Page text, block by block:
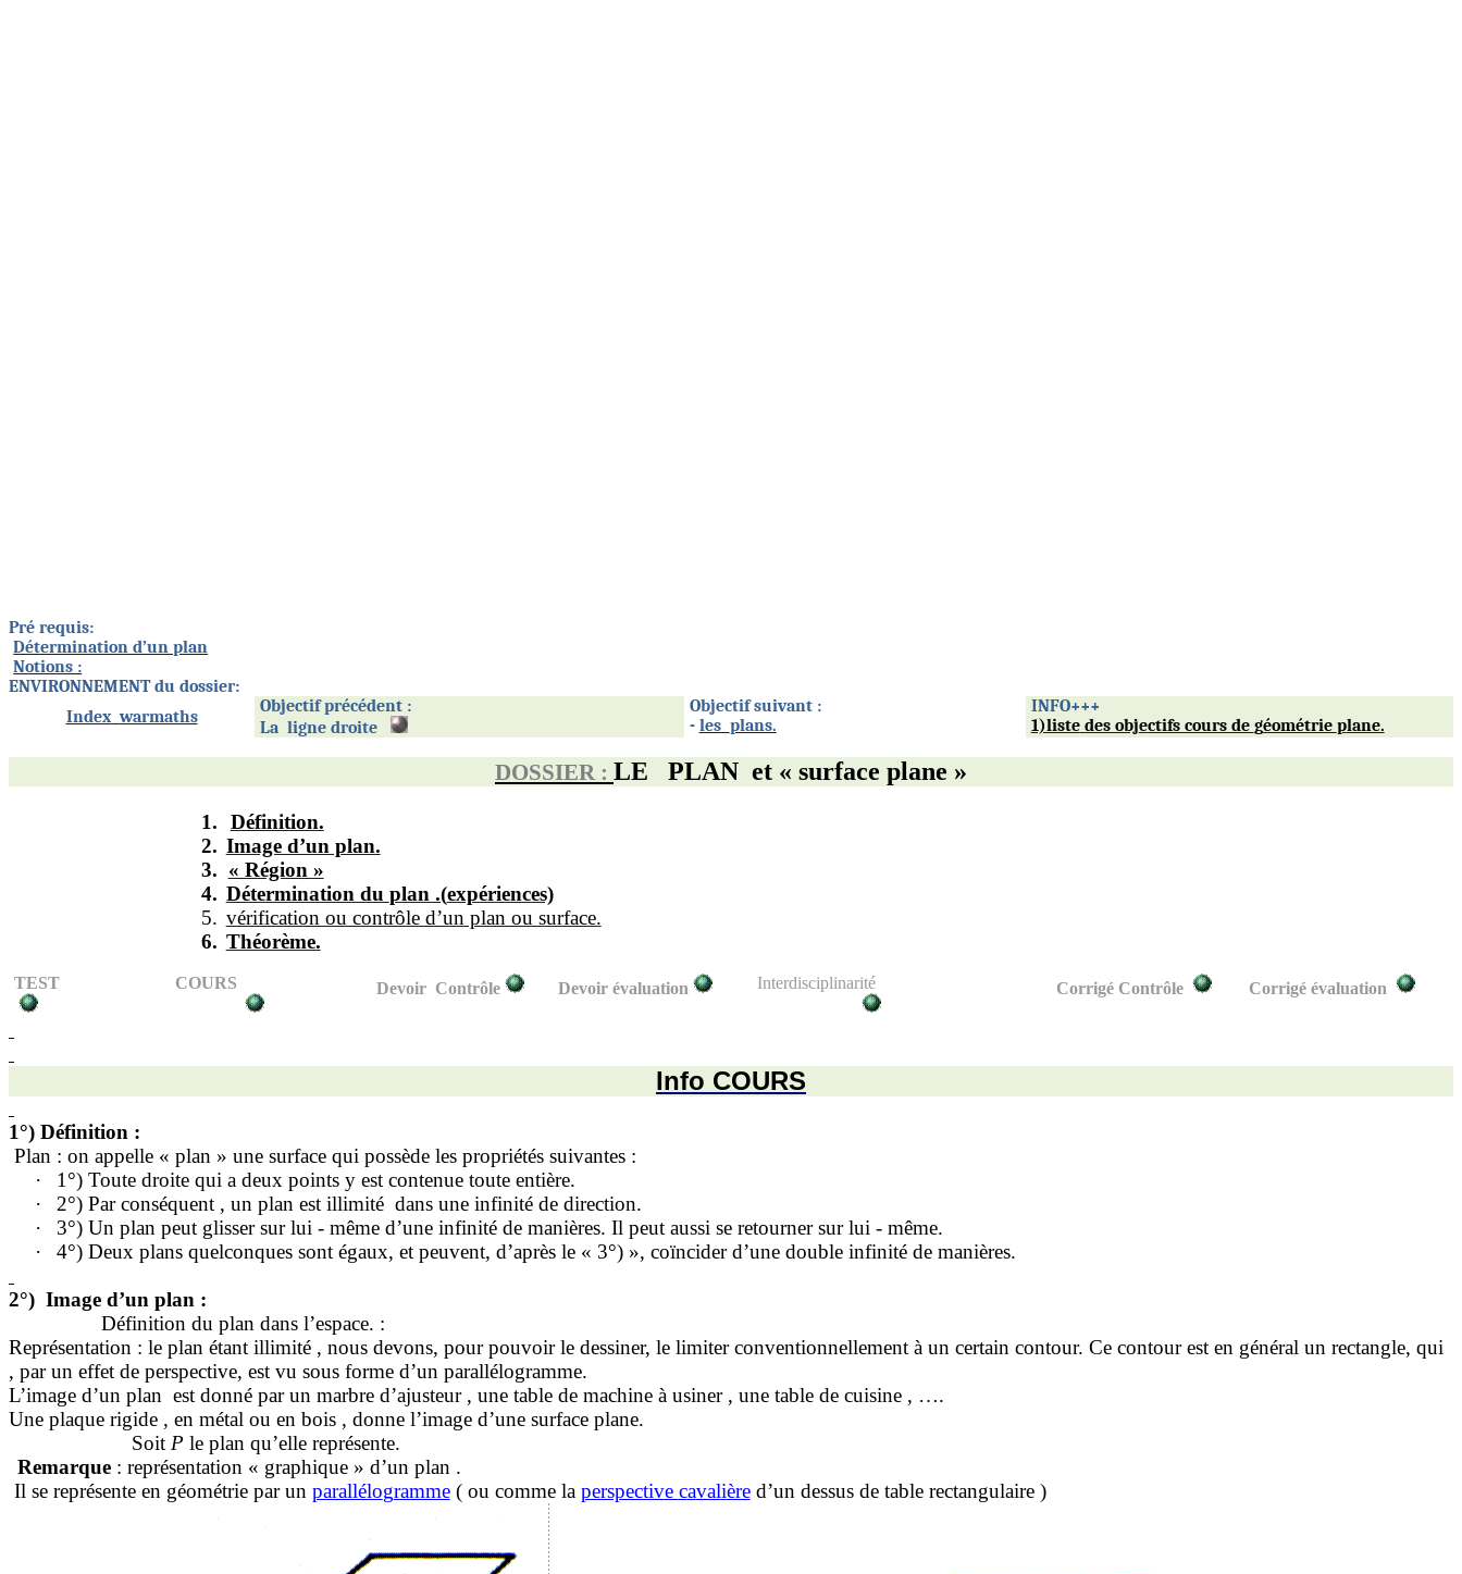
Pré requis:
Détermination d’un plan
Notions :
ENVIRONNEMENT du dossier:
Index warmaths
Objectif précédent :
La ligne droite
Objectif suivant :
- les plans.
INFO+++
1)listedes objectifs cours de géométrie plane.
DOSSIER : LE PLAN et « surface plane »
1.
Définition.
2. Image d’un plan.
3. « Région »
4. Détermination du plan .(expériences)
5. vérification ou contrôle d’un plan ou surface.
6. Théorème.
TEST COURS Devoir Contrôle Devoir évaluation Interdisciplinarité Corrigé Contrôle Corrigé évaluation
Info COURS
1°) Définition :
Plan : on appelle « plan » une surface qui possède les propriétés suivantes :
·
1°) Toute droite qui a deux points y est contenue toute entière.
·
2°) Parconséquent , un plan est illimité dans une infinité de direction.
·
3°) Un plan peut glisser sur lui - même d’une infinité de manières. Il peut aussi se retourner sur lui - même.
·
4°) Deux plans quelconques sont égaux, et peuvent, d’après le « 3°) », coïncider d’une double infinité de manières.
2°) Image d’un plan :
Définition du plan dans l’espace. :
Représentation : le plan étant illimité , nous devons, pour pouvoir le dessiner, le limiter conventionnellement à un certain contour. Ce contour est en général un rectangle, qui
, par un effet de perspective, est vu sous forme d’un parallélogramme.
L’image d’un plan est donné par un marbre d’ajusteur , une table de machine à usiner , une table de cuisine , ….
Une plaque rigide , en métal ou en bois , donne l’image d’une surface plane.
Soit P le plan qu’elle représente.
Remarque : représentation « graphique » d’un plan .
Il se représente en géométrie par un parallélogramme ( ou comme la perspective cavalièred’un dessus de table rectangulaire )